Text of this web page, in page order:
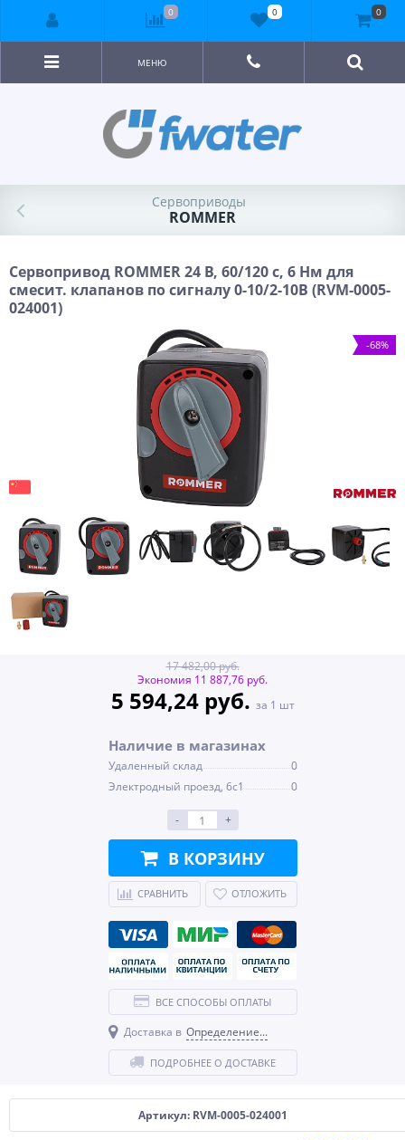
МЕНЮ
Сервоприводы
ROMMER
Сервопривод ROMMER 24 В, 60/120 с, 6 Нм для
смесит. клапанов по сигналу 0-10/2-10В (RVM-0005-
024001)
-68%
Артикул: RVM-0005-024001
17 482,00 руб.
Экономия 11 887,76 руб.
5 594,24 руб. за 1 шт
Наличие в магазинах
Удаленный склад
0
Электродный проезд, 6с1
0
- +
В КОРЗИНУ
СРАВНИТЬ ОТЛОЖИТЬ
ВСЕ СПОСОБЫ ОПЛАТЫ
Доставка в Определение...
ПОДРОБНЕЕ О ДОСТАВКЕ
0 0 0